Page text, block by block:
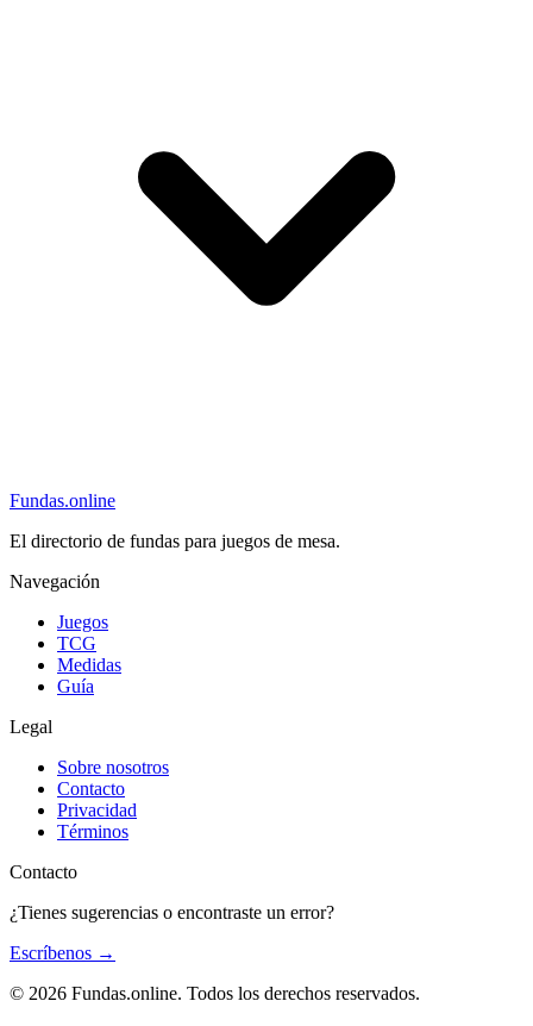
Fundas.online
El directorio de fundas para juegos de mesa.
Navegación
Juegos
TCG
Medidas
Guía
Legal
Sobre nosotros
Contacto
Privacidad
Términos
Contacto
¿Tienes sugerencias o encontraste un error?
Escríbenos →
© 2026 Fundas.online. Todos los derechos reservados.